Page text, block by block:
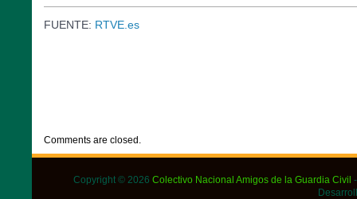
FUENTE: RTVE.es
Comments are closed.
Copyright © 2026 Colectivo Nacional Amigos de la Guardia Civil